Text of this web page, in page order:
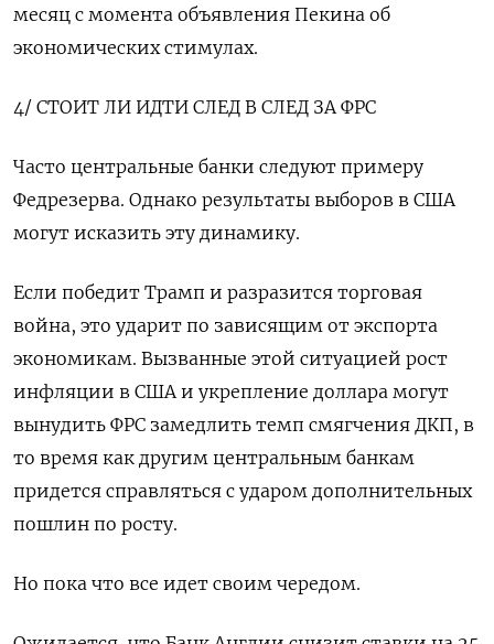
месяц с момента объявления Пекина об
экономических стимулах.
4/ СТОИТ ЛИ ИДТИ СЛЕД В СЛЕД ЗА ФРС
Часто центральные банки следуют примеру
Федрезерва. Однако результаты выборов в США
могут исказить эту динамику.
Если победит Трамп и разразится торговая
война, это ударит по зависящим от экспорта
экономикам. Вызванные этой ситуацией рост
инфляции в США и укрепление доллара могут
вынудить ФРС замедлить темп смягчения ДКП, в
то время как другим центральным банкам
придется справляться с ударом дополнительных
пошлин по росту.
Но пока что все идет своим чередом.